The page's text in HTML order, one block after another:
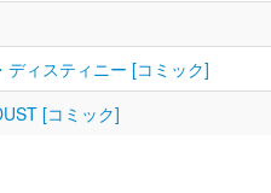
ィスティニー [コミック]
[コミック]